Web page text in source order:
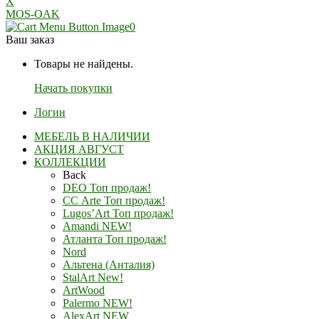
MOS-OAK
0
Ваш заказ
Товары не найдены.
Начать покупки
Логин
МЕБЕЛЬ В НАЛИЧИИ
АКЦИЯ АВГУСТ
КОЛЛЕКЦИИ
Back
DEO Топ продаж!
СС Arte Топ продаж!
Lugos’Art Топ продаж!
Amandi NEW!
Атланта Топ продаж!
Nord
Альтена (Анталия)
StalArt New!
ArtWood
Palermo NEW!
AlexArt NEW